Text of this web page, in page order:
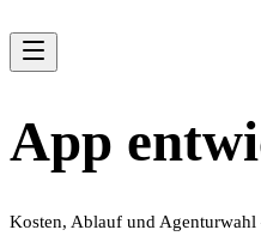
App
Kosten, Ablauf und